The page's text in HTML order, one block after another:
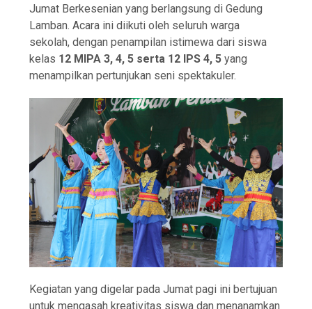
Jumat Berkesenian yang berlangsung di Gedung
Lamban. Acara ini diikuti oleh seluruh warga
sekolah, dengan penampilan istimewa dari siswa
kelas 12 MIPA 3, 4, 5 serta 12 IPS 4, 5yang
menampilkan pertunjukan seni spektakuler.
Kegiatan yang digelar pada Jumat pagi ini bertujuan
untuk mengasah kreativitas siswa dan menanamkan